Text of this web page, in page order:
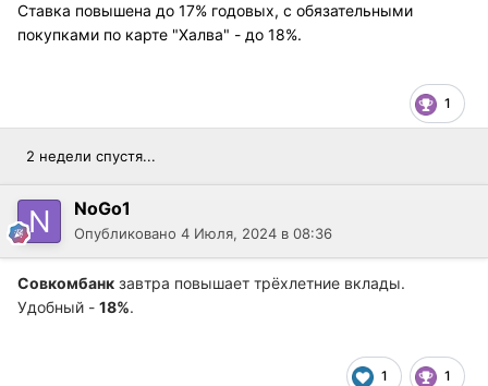
Ставка повышена до 17% годовых, с обязательными
покупками по карте "Халва" - до 18%.
1
2 недели спустя...
NoGo1
Опубликовано 4 Июля, 2024 в 08:36
Совкомбанк завтра повышает трёхлетние вклады.
Удобный - 18%.
1 1